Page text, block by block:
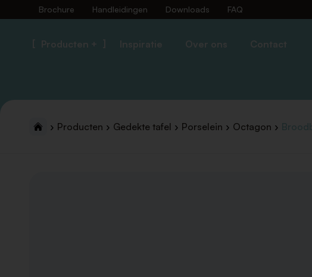
Brochure Handleidingen Downloads FAQ
Producten + Inspiratie Over ons Contact
Producten Gedekte tafel Porselein Octagon